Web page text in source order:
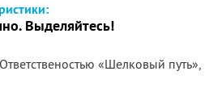
Выделяйтесь!
«Шелковый путь»,